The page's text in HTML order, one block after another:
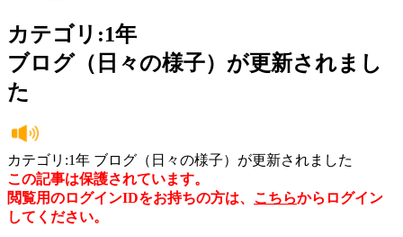
カテゴリ:1年
ブログ（日々の様子）が更新されまし
た
カテゴリ:1年 ブログ（日々の様子）が更新されました
この記事は保護されています。
閲覧用のログインIDをお持ちの方は、 こちらからログイン
してください。